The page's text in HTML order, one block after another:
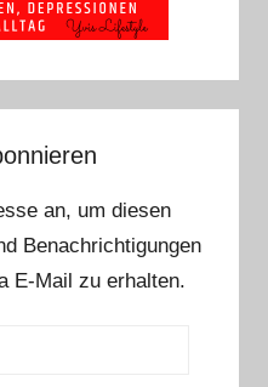
an, um diesen
Benachrichtigungen
E-Mail zu erhalten.